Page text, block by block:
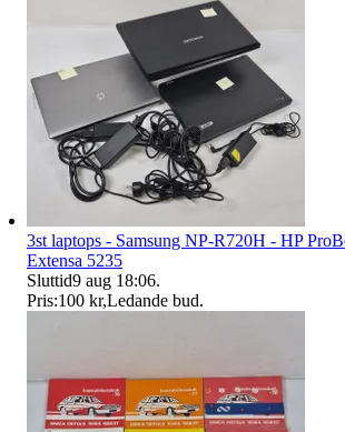
3st laptops - Samsung NP-R720H - HP
Extensa 5235
Sluttid9 aug 18:06.
Pris:100 kr,Ledande bud.